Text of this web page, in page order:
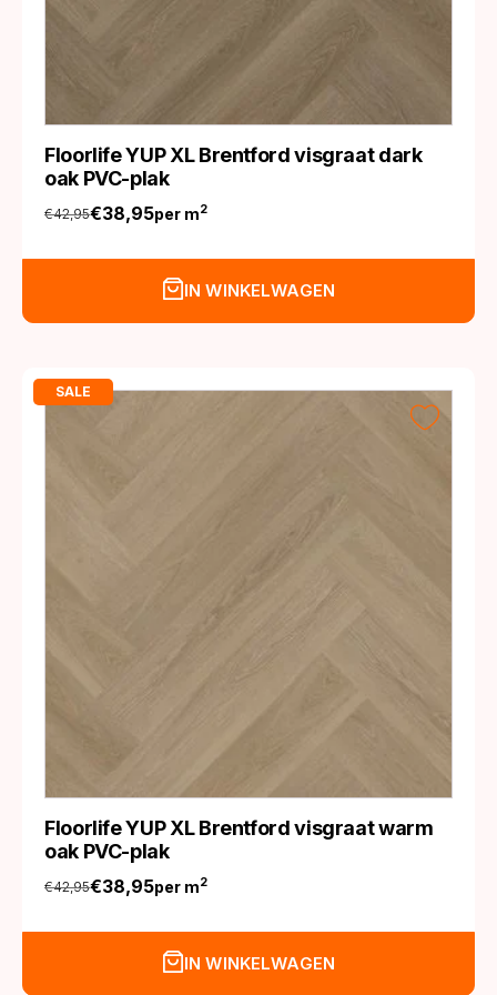
Floorlife YUP XL Brentford visgraat dark
oak PVC-plak
€42,95
Oorspronkelijke
prijs
€38,95
Huidige
prijs
per m2
IN WINKELWAGEN
SALE
Floorlife YUP XL Brentford visgraat warm
oak PVC-plak
€42,95
Oorspronkelijke
prijs
€38,95
Huidige
prijs
per m2
IN WINKELWAGEN